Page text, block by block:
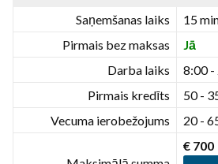
Saņemšanas laiks
15
Pirmais bez maksas
Jā
Darba laiks
8:00 -
Pirmais kredīts
50 -
Vecuma ierobežojums
20 -
€ 700